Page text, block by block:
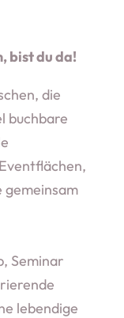
bist du da!
die
buchbare
gemeinsam
Seminar
lebendige